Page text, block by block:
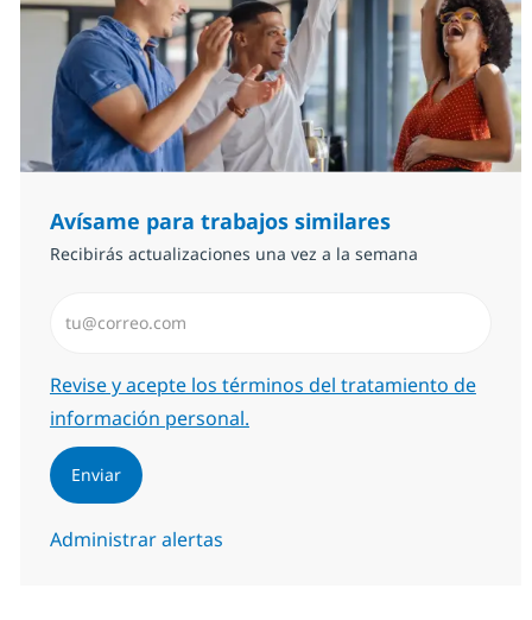
Avísame para trabajos similares
Recibirás actualizaciones una vez a la semana
Required
Revise y acepte los términos del tratamiento de
información personal.
Enviar
Administrar alertas